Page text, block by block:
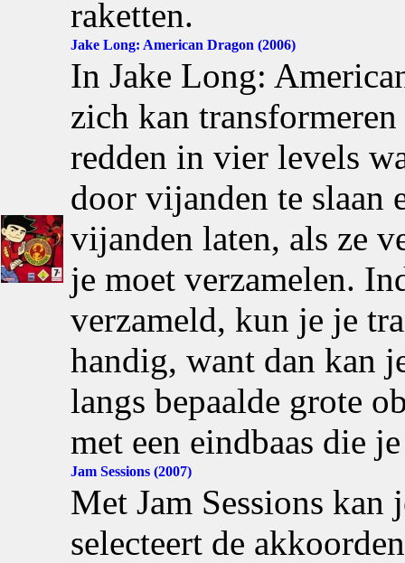
raketten.
Jake Long: American Dragon (2006)
In Jake Long:
zich kan
redden in vier levels
door vijanden te slaan
vijanden laten, als ze
je moet verzamelen.
verzameld, kun je je
handig, want dan kan
langs bepaalde grote
met een eindbaas die
Jam Sessions (2007)
Met Jam Sessions kan
selecteert de